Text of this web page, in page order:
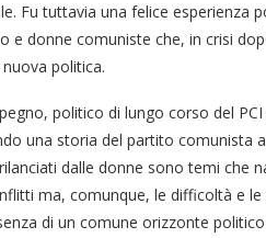
Fu tuttavia una felice esperienza
e donne comuniste che, in crisi
politica.
politico di lungo corso del
una storia del partito comunista
dalle donne sono temi che
ma, comunque, le difficoltà e
di un comune orizzonte